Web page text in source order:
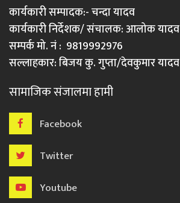
कार्यकारी सम्पादक:- चन्दा यादव
कार्यकारी निर्देशक/ संचालक: आलोक यादव
सम्पर्क मो. नं : 9819992976
सल्लाहकार: बिजय कु. गुप्ता/देवकुमार यादव
सामाजिक संजालमा हामी
Facebook
Twitter
Youtube